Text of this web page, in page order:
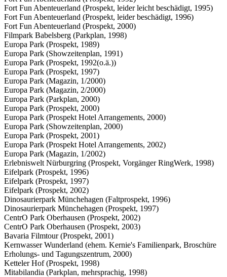
Fort Fun Abenteuerland (Prospekt, leider leicht beschädigt, 1995)
Fort Fun Abenteuerland (Prospekt, leider beschädigt, 1996)
Fort Fun Abenteuerland (Prospekt, 2000)
Filmpark Babelsberg (Parkplan, 1998)
Europa Park (Prospekt, 1989)
Europa Park (Showzeitenplan, 1991)
Europa Park (Prospekt, 1992(o.ä.))
Europa Park (Prospekt, 1997)
Europa Park (Magazin, 1/2000)
Europa Park (Magazin, 2/2000)
Europa Park (Parkplan, 2000)
Europa Park (Prospekt, 2000)
Europa Park (Prospekt Hotel Arrangements, 2000)
Europa Park (Showzeitenplan, 2000)
Europa Park (Prospekt, 2001)
Europa Park (Prospekt Hotel Arrangements, 2002)
Europa Park (Magazin, 1/2002)
Erlebniswelt Nürburgring (Prospekt, Vorgänger RingWerk, 1998)
Eifelpark (Prospekt, 1996)
Eifelpark (Prospekt, 1997)
Eifelpark (Prospekt, 2002)
Dinosaurierpark Münchehagen (Faltprospekt, 1996)
Dinosaurierpark Münchehagen (Prospekt, 1997)
CentrO Park Oberhausen (Prospekt, 2002)
CentrO Park Oberhausen (Prospekt, 2003)
Bavaria Filmtour (Prospekt, 2001)
Kernwasser Wunderland (ehem. Kernie's Familienpark, Broschüre
Erholungs- und Tagungszentrum, 2000)
Ketteler Hof (Prospekt, 1998)
Mitabilandia (Parkplan, mehrsprachig, 1998)